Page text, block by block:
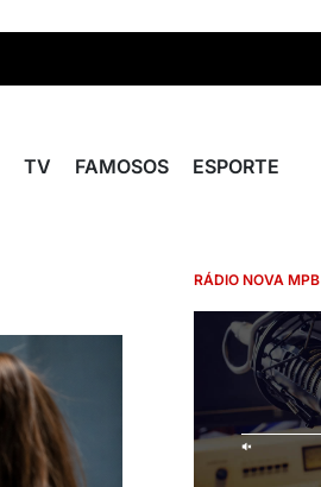
TV FAMOSOS ESPORTE
RÁDIO NOVA MPB